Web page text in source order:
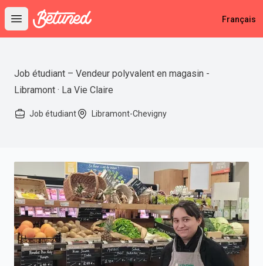
Open main menu
Betuned Français
Job étudiant – Vendeur polyvalent en magasin -
Libramont · La Vie Claire
Job étudiant Libramont-Chevigny